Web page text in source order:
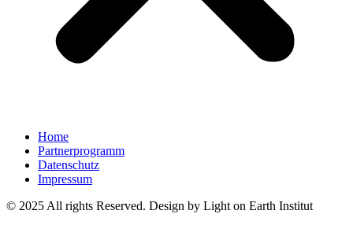
Home
Partnerprogramm
Datenschutz
Impressum
© 2025 All rights Reserved. Design by Light on Earth Institut